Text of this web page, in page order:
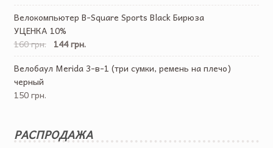
Велокомпьютер B-Square Sports Black Бирюза
УЦЕНКА 10%
160 грн.
144 грн.
Велобаул Merida 3-в-1 (три cумки, ремень на плечо)
черный
150 грн.
РАСПРОДАЖА